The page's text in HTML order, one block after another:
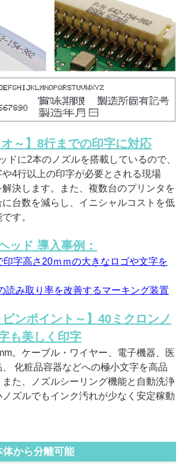
オ～】8行までの印字に対応
ドに2本のノズルを搭載しているので、
4行以上の印字が必要とされる現場
決します。また、複数台のプリンタを
台数を減らし、イニシャルコストを低
す。
ッド 導入事例：
印字高さ20ｍｍの大きなロゴや文字を
読み取り率を改善するマーキング装置
ンポイント～】40ミクロンノ
も美しく印字
。ケーブル・ワイヤー、電子機器、医
化粧品容器などへの極小文字を高品
た、ノズルシーリング機能と自動洗浄
ズルでもインク汚れが少なく安定稼動
から分離可能